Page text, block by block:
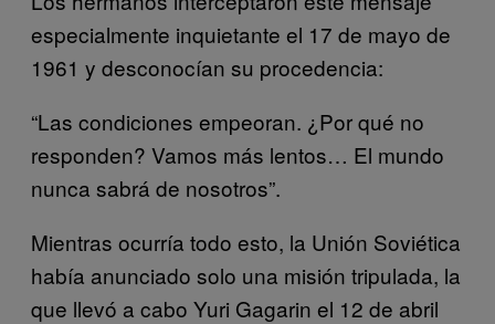
especialmente inquietante el 17 de mayo de
1961 y desconocían su procedencia:
“Las condiciones empeoran. ¿Por qué no
responden? Vamos más lentos… El mundo
nunca sabrá de nosotros”.
Mientras ocurría todo esto, la Unión Soviética
había anunciado solo una misión tripulada, la
que llevó a cabo Yuri Gagarin el 12 de abril